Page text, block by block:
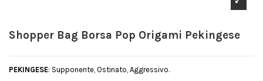
Shopper Bag Borsa Pop Origami Pekingese
PEKINGESE: Supponente, Ostinato, Aggressivo.